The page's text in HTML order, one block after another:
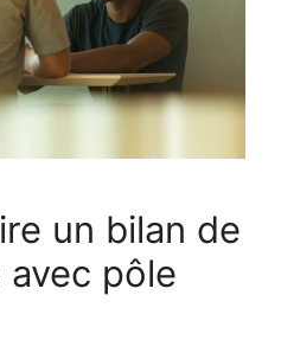
un bilan de
pôle